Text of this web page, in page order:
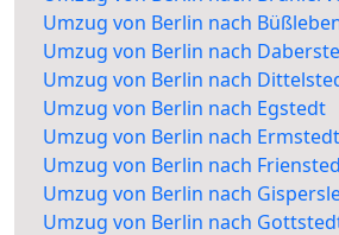
Umzug von Berlin nach
Umzug von Berlin nach
Umzug von Berlin nach
Umzug von Berlin nach Egstedt
Umzug von Berlin nach Ermstedt
Umzug von Berlin nach
Umzug von Berlin nach
Umzug von Berlin nach